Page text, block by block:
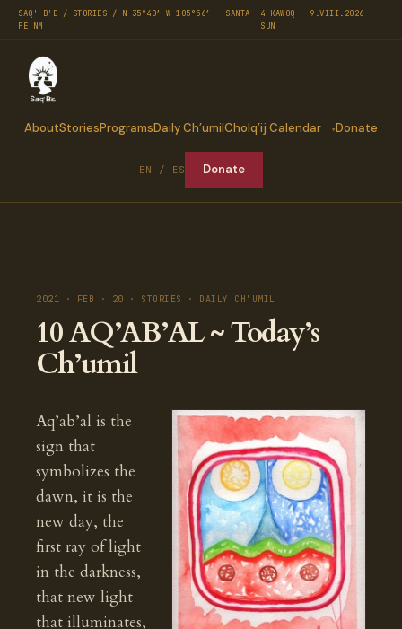
SAQ' B'E / STORIES / N 35°40′ W 105°56′ · SANTA
FE NM
4 KAWOQ · 9.VIII.2026 ·
SUN
AboutStoriesProgramsDaily Ch’umilCholq’ij Calendar Donate
EN / ES Donate
2021 · FEB · 20 · STORIES · DAILY CH'UMIL
10 AQ’AB’AL ~ Today’s
Ch’umil
Aq’ab’al is the
sign that
symbolizes the
dawn, it is the
new day, the
first ray of light
in the darkness,
that new light
that illuminates,